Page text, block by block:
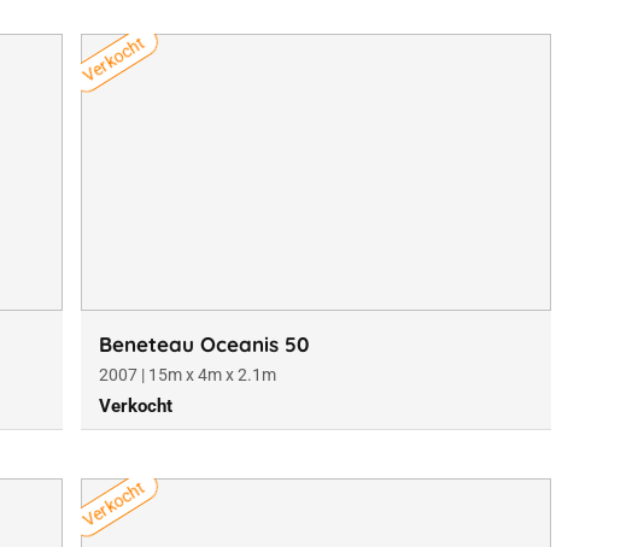
Verkocht
Beneteau Oceanis 50
2007 | 15m x 4m x 2.1m
Verkocht
Verkocht